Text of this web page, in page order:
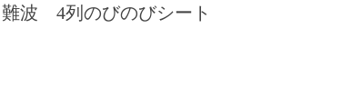
波 4列のびのびシート